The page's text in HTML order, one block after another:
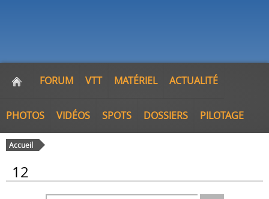
FORUM VTT MATÉRIEL ACTUALITÉ
PHOTOS VIDÉOS SPOTS DOSSIERS PILOTAGE
Accueil
12